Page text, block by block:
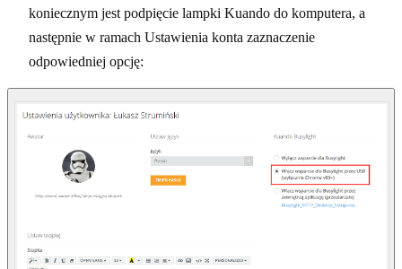
koniecznym jest podpięcie lampki Kuando do komputera, a
następnie w ramach Ustawienia konta zaznaczenie
odpowiedniej opcję: